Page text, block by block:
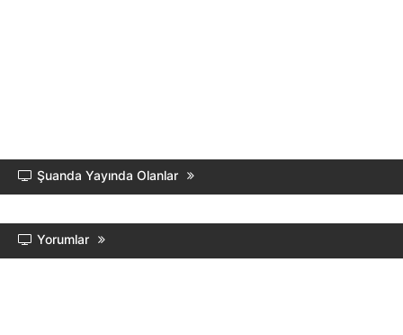
Şuanda Yayında Olanlar
Yorumlar